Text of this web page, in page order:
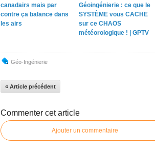
canadairs mais par
contre ça balance dans
les airs
Géoingénierie : ce que le
SYSTÈME vous CACHE
sur ce CHAOS
météorologique ! | GPTV
Géo-Ingénierie
« Article précédent
Commenter cet article
Ajouter un commentaire